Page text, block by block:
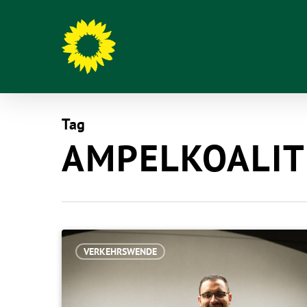
Tag
VERKEHRSWENDE